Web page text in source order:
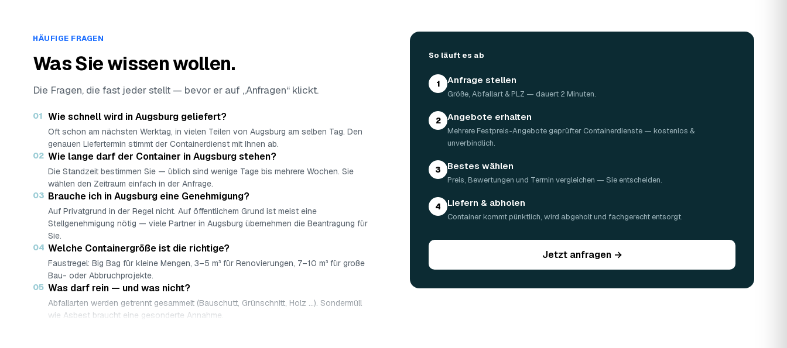
HÄUFIGE FRAGEN
Was Sie wissen wollen.
Die Fragen, die fast jeder stellt — bevor er auf „Anfragen“ klickt.
01 Wie schnell wird in Augsburg geliefert?
Oft schon am nächsten Werktag, in vielen Teilen von Augsburg am selben Tag. Den
genauen Liefertermin stimmt der Containerdienst mit Ihnen ab.
02 Wie lange darf der Container in Augsburg stehen?
Die Standzeit bestimmen Sie — üblich sind wenige Tage bis mehrere Wochen. Sie
wählen den Zeitraum einfach in der Anfrage.
03 Brauche ich in Augsburg eine Genehmigung?
Auf Privatgrund in der Regel nicht. Auf öffentlichem Grund ist meist eine
Stellgenehmigung nötig — viele Partner in Augsburg übernehmen die Beantragung für
Sie.
04 Welche Containergröße ist die richtige?
Faustregel: Big Bag für kleine Mengen, 3–5 m³ für Renovierungen, 7–10 m³ für große
Bau- oder Abbruchprojekte.
05 Was darf rein — und was nicht?
Abfallarten werden getrennt gesammelt (Bauschutt, Grünschnitt, Holz …). Sondermüll
wie Asbest braucht eine gesonderte Annahme.
So läuft es ab
1 Anfrage stellen
Größe, Abfallart & PLZ — dauert 2 Minuten.
2 Angebote erhalten
Mehrere Festpreis-Angebote geprüfter Containerdienste — kostenlos &
unverbindlich.
3 Bestes wählen
Preis, Bewertungen und Termin vergleichen — Sie entscheiden.
4 Liefern & abholen
Container kommt pünktlich, wird abgeholt und fachgerecht entsorgt.
Jetzt anfragen →